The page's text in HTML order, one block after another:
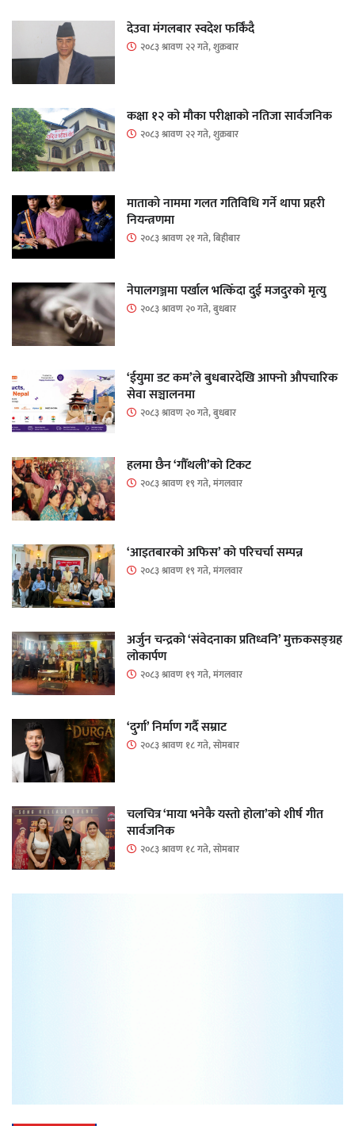
देउवा मंगलबार स्वदेश फर्किंदै
२०८३ श्रावण २२ गते, शुक्रबार
कक्षा १२ को मौका परीक्षाको नतिजा सार्वजनिक
२०८३ श्रावण २२ गते, शुक्रबार
माताकाे नाममा गलत गतिविधि गर्ने थापा प्रहरी
नियन्त्रणमा
२०८३ श्रावण २१ गते, बिहीबार
नेपालगञ्जमा पर्खाल भत्किँदा दुई मजदुरको मृत्यु
२०८३ श्रावण २० गते, बुधबार
‘ईयुमा डट कम’ले बुधबारदेखि आफ्नो औपचारिक
सेवा सञ्चालनमा
२०८३ श्रावण २० गते, बुधबार
हलमा छैन ‘गौँथली’को टिकट
२०८३ श्रावण १९ गते, मंगलवार
‘आइतबारको अफिस’ को परिचर्चा सम्पन्न
२०८३ श्रावण १९ गते, मंगलवार
अर्जुन चन्द्रको ‘संवेदनाका प्रतिध्वनि’ मुक्तकसङ्ग्रह
लोकार्पण
२०८३ श्रावण १९ गते, मंगलवार
‘दुर्गा’ निर्माण गर्दै सम्राट
२०८३ श्रावण १८ गते, सोमबार
चलचित्र ‘माया भनेकै यस्तो होला’को शीर्ष गीत
सार्वजनिक
२०८३ श्रावण १८ गते, सोमबार